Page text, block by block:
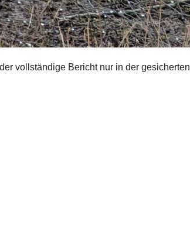
vollständige Bericht nur in der gesicherten